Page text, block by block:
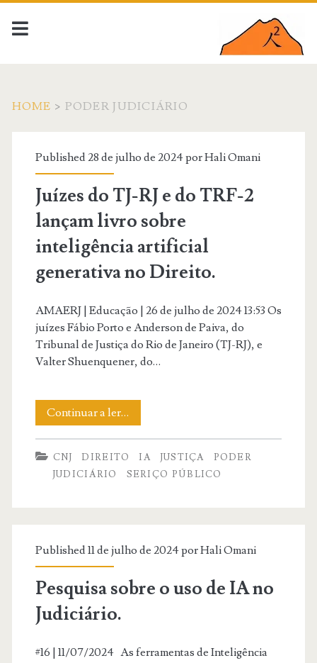
HOME > PODER JUDICIÁRIO
Categoria:
<span>Poder
Judiciário</span>
Published 28 de julho de 2024 porHali Omani
Juízes do TJ-RJ e do TRF-2
lançam livro sobre
inteligência artificial
generativa no Direito.
AMAERJ | Educação | 26 de julho de 2024 13:53 Os
juízes Fábio Porto e Anderson de Paiva, do
Tribunal de Justiça do Rio de Janeiro (TJ-RJ), e
Valter Shuenquener, do…
Continuar a ler…
do
TJ-
2
CNJ DIREITO IA JUSTIÇA
PODER
JUDICIÁRIO
SERIÇO PÚBLICO
Published 11 de julho de 2024 porHali Omani
Pesquisa sobre o uso de IA no
Judiciário.
#16 | 11/07/2024 As ferramentas de Inteligência